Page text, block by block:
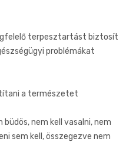
terpesztartást biztosít
problémákat
a természetet
nem kell vasalni, nem
sem kell, összegezve nem